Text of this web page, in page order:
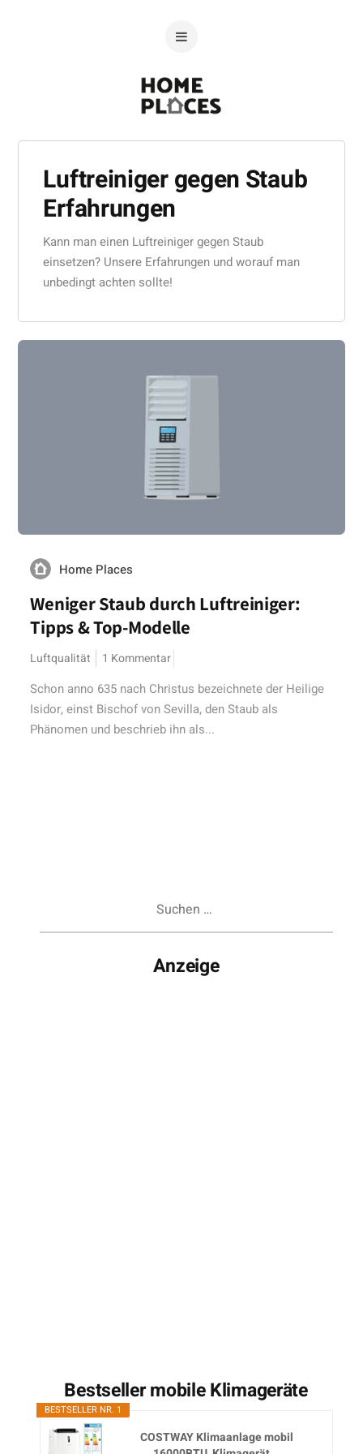
Luftreiniger gegen Staub
Erfahrungen
Kann man einen Luftreiniger gegen Staub
einsetzen? Unsere Erfahrungen und worauf man
unbedingt achten sollte!
Home Places
Weniger Staub durch Luftreiniger:
Tipps & Top-Modelle
Luftqualität 1 Kommentar
Schon anno 635 nach Christus bezeichnete der Heilige
Isidor, einst Bischof von Sevilla, den Staub als
Phänomen und beschrieb ihn als...
Anzeige
Bestseller mobile Klimageräte
BESTSELLER NR. 1
COSTWAY Klimaanlage mobil